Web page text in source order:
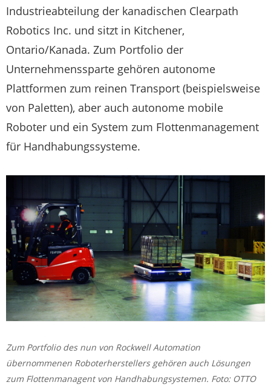
Industrieabteilung der kanadischen Clearpath
Robotics Inc. und sitzt in Kitchener,
Ontario/Kanada. Zum Portfolio der
Unternehmenssparte gehören autonome
Plattformen zum reinen Transport (beispielsweise
von Paletten), aber auch autonome mobile
Roboter und ein System zum Flottenmanagement
für Handhabungssysteme.
Zum Portfolio des nun von Rockwell Automation
übernommenen Roboterherstellers gehören auch Lösungen
zum Flottenmanagent von Handhabungsystemen. Foto: OTTO